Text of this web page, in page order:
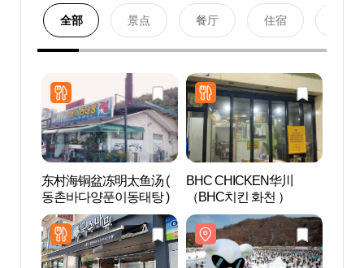
全部 景点 餐厅 住宿
东村海铜盆冻明太鱼汤 (
동촌바다양푼이동태탕 )
BHC CHICKEN华川
（BHC치킨 화천 ）